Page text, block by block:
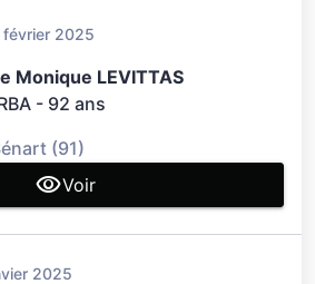
février 2025
Monique LEVITTAS
- 92 ans
(91)
Voir
2025